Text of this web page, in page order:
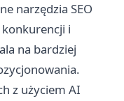
narzędzia SEO
i
na bardziej
z użyciem AI